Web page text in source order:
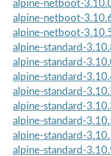
alpine-netboot-
alpine-netboot-
alpine-netboot-
alpine-standard-
alpine-standard-
alpine-standard-
alpine-standard-
alpine-standard-
alpine-standard-
alpine-standard-
alpine-standard-